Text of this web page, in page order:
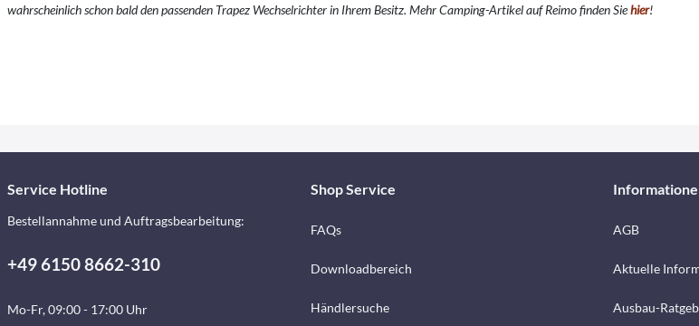
wahrscheinlich schon bald den passenden Trapez Wechselrichter in Ihrem Besitz. Mehr Camping-Artikel auf Reimo finden Siehier!
Service Hotline
Bestellannahme und Auftragsbearbeitung:
+49 6150 8662-310
Mo-Fr, 09:00 - 17:00 Uhr
Shop Service
FAQs
Downloadbereich
Händlersuche
AGB
Aktuelle
Ausbau-